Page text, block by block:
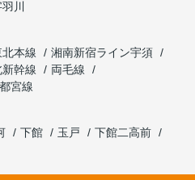
川
北本線
湘南新宿ライン宇須
幹線
両毛線
宮線
下館 玉戸
下館二高前